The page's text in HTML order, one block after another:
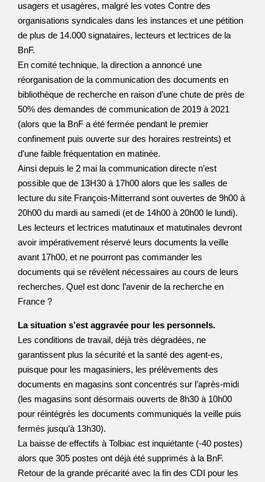
usagers et usagères, malgré les votes Contre des
organisations syndicales dans les instances et une pétition
de plus de 14.000 signataires, lecteurs et lectrices de la
BnF.
En comité technique, la direction a annoncé une
réorganisation de la communication des documents en
bibliothèque de recherche en raison d’une chute de près de
50% des demandes de communication de 2019 à 2021
(alors que la BnF a été fermée pendant le premier
confinement puis ouverte sur des horaires restreints) et
d’une faible fréquentation en matinée.
Ainsi depuis le 2 mai la communication directe n’est
possible que de 13H30 à 17h00 alors que les salles de
lecture du site François-Mitterrand sont ouvertes de 9h00 à
20h00 du mardi au samedi (et de 14h00 à 20h00 le lundi).
Les lecteurs et lectrices matutinaux et matutinales devront
avoir impérativement réservé leurs documents la veille
avant 17h00, et ne pourront pas commander les
documents qui se révèlent nécessaires au cours de leurs
recherches. Quel est donc l’avenir de la recherche en
France ?
La situation s’est aggravée pour les personnels.
Les conditions de travail, déjà très dégradées, ne
garantissent plus la sécurité et la santé des agent-es,
puisque pour les magasiniers, les prélèvements des
documents en magasins sont concentrés sur l’après-midi
(les magasins sont désormais ouverts de 8h30 à 10h00
pour réintégrés les documents communiqués la veille puis
fermés jusqu’à 13h30).
La baisse de effectifs à Tolbiac est inquiétante (-40 postes)
alors que 305 postes ont déjà été supprimés à la BnF.
Retour de la grande précarité avec la fin des CDI pour les